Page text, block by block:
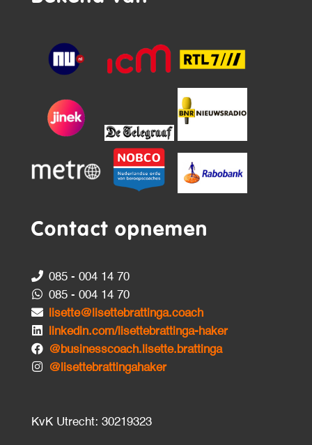
Contact opnemen
085 - 004 14 70
085 - 004 14 70
lisette@lisettebrattinga.coach
linkedin.com/lisettebrattinga-haker
@businesscoach.lisette.brattinga
@lisettebrattingahaker
KvK Utrecht: 30219323